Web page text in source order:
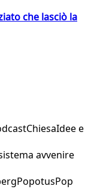
che lasciò la
ChiesaIdee e
avvenire
PopotusPop